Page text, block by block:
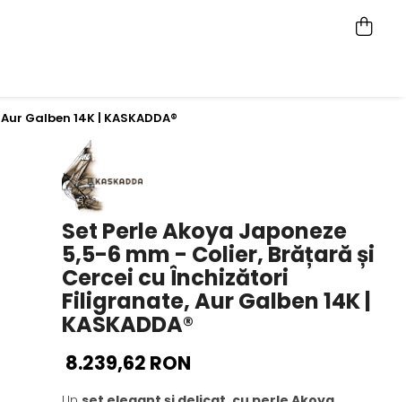
Galben 14K | KASKADDA®
Set Perle Akoya Japoneze
5,5-6 mm - Colier, Brățară și
Cercei cu Închizători
Filigranate, Aur Galben 14K |
KASKADDA®
8.239,62 RON